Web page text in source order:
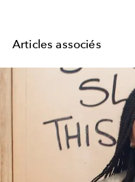
Articles associés